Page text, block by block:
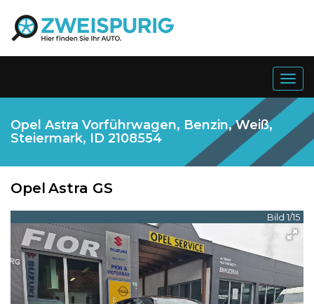
Opel Astra Vorführwagen, Benzin, Weiß,
Steiermark, ID 2108554
Opel Astra GS
Bild 1/15